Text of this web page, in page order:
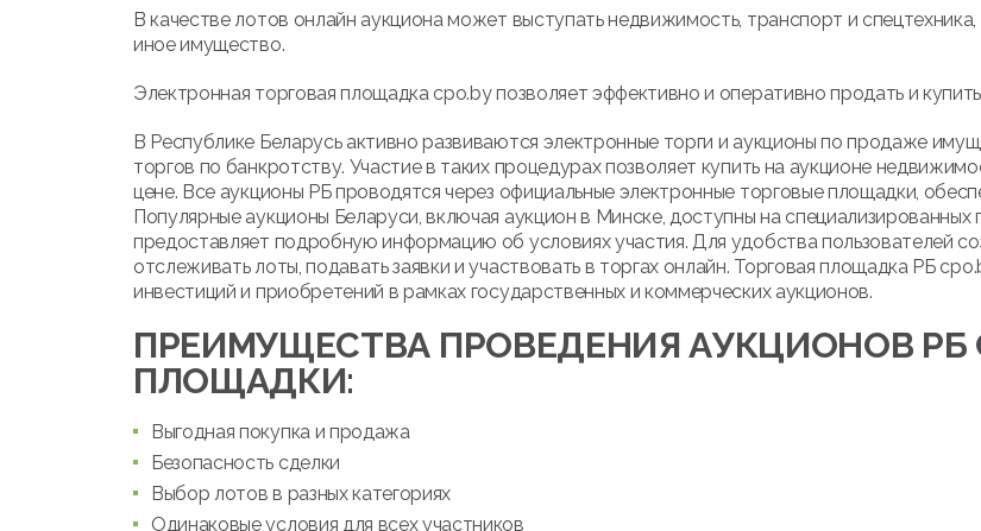
В качестве лотов онлайн аукциона может выступать недвижимость, транспорт и
иное имущество.
Электронная торговая площадка cpo.by позволяет эффективно и оперативно продать и
В Республике Беларусь активно развиваются электронные торги и аукционы по продаже
торгов по банкротству. Участие в таких процедурах позволяет купить на аукционе
цене. Все аукционы РБ проводятся через официальные электронные торговые площадки,
Популярные аукционы Беларуси, включая аукцион в Минске, доступны на
предоставляет подробную информацию об условиях участия. Для удобства пользователей
отслеживать лоты, подавать заявки и участвовать в торгах онлайн. Торговая площадка РБ
инвестиций и приобретений в рамках государственных и коммерческих аукционов.
ПРЕИМУЩЕСТВА ПРОВЕДЕНИЯ АУКЦИОНОВ
ПЛОЩАДКИ:
Выгодная покупка и продажа
Безопасность сделки
Выбор лотов в разных категориях
Одинаковые условия для всех участников